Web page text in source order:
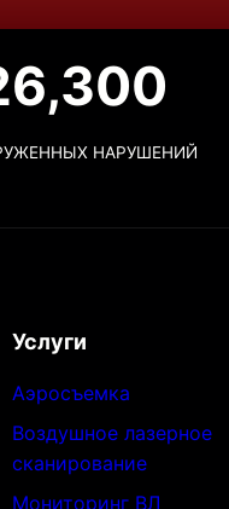
НАРУШЕНИЙ
Услуги
Аэросъемка
Воздушное лазерное
сканирование
Мониторинг ВЛ